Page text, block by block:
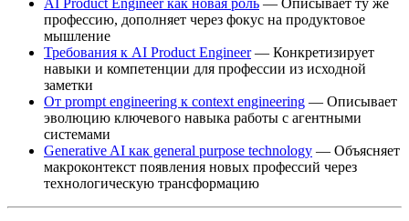
AI Product Engineer как новая роль — Описывает ту же
профессию, дополняет через фокус на продуктовое
мышление
Требования к AI Product Engineer— Конкретизирует
навыки и компетенции для профессии из исходной
заметки
От prompt engineering к context engineering — Описывает
эволюцию ключевого навыка работы с агентными
системами
Generative AI как general purpose technology — Объясняет
макроконтекст появления новых профессий через
технологическую трансформацию